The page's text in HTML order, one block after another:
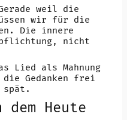
weil die
wir für die
Die innere
nicht
Lied als Mahnung
die Gedanken frei
Heute